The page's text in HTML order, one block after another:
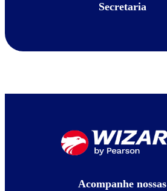
Secretaria
Acompanhe nossas